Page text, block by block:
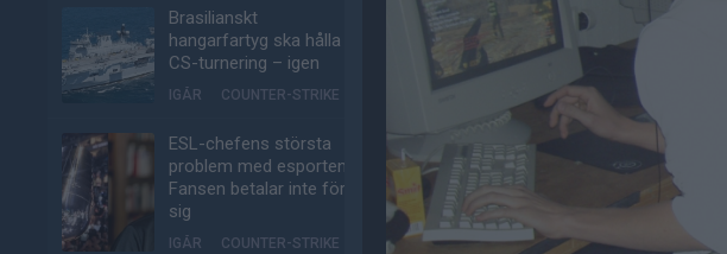
Brasilianskt
hangarfartyg ska hålla
CS-turnering – igen
IGÅR COUNTER-STRIKE
ESL-chefens största
problem med esporten:
Fansen betalar inte för
sig
IGÅR COUNTER-STRIKE